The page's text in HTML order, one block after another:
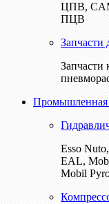
ЦПВ,
ПЦВ
Запчасти
Промышленная
Esso
EAL,
Mobil